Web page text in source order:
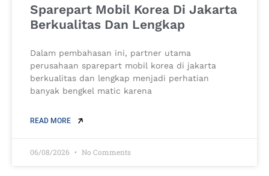
Sparepart Mobil Korea Di Jakarta
Berkualitas Dan Lengkap
Dalam pembahasan ini, partner utama
perusahaan sparepart mobil korea di jakarta
berkualitas dan lengkap menjadi perhatian
banyak bengkel matic karena
READ MORE
06/08/2026 No Comments